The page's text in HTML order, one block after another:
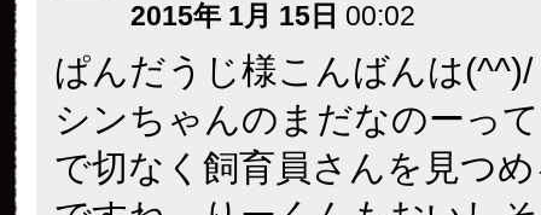
2015年 1月 15日 00:02
ぱんだうじ様こんばんは(^^)/
シンちゃんのまだなのーっ
で切なく飼育員さんを見つ